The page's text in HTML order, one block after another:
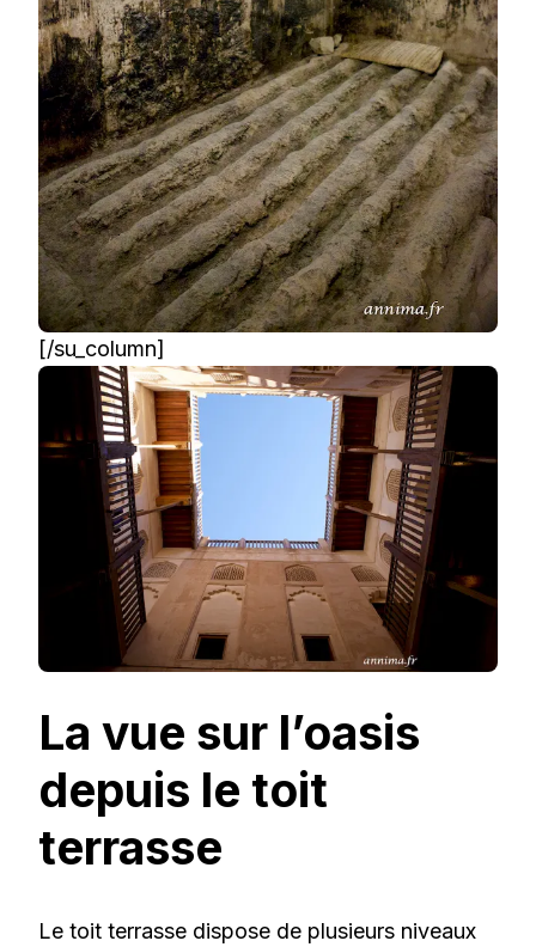
[/su_column]
La vue sur l’oasis
depuis le toit
terrasse
Le toit terrasse dispose de plusieurs niveaux